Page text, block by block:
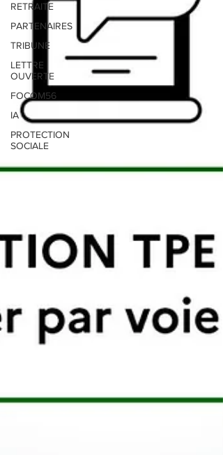
RETRAITE
PARTENAIRES
TRIBUNE
LETTRE
OUVERTE
FOCOM56
IA
PROTECTION
SOCIALE